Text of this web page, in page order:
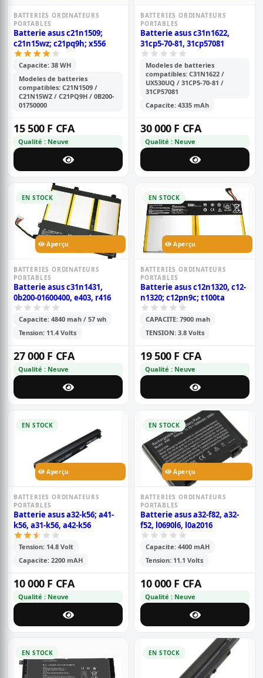
BATTERIES ORDINATEURS
PORTABLES
Batterie asus c21n1509;
c21n15wz; c21pq9h; x556
Capacite: 38 WH
Modeles de batteries
compatibles: C21N1509 /
C21N15WZ / C21PQ9H / 0B200-
01750000
15 500 F CFA
Qualité : Neuve
BATTERIES ORDINATEURS
PORTABLES
Batterie asus c31n1622,
31cp5-70-81, 31cp57081
Modeles de batteries
compatibles: C31N1622 /
UX530UQ / 31CP5-70-81 /
31CP57081
Capacite: 4335 mAh
30 000 F CFA
Qualité : Neuve
EN STOCK
Aperçu
BATTERIES ORDINATEURS
PORTABLES
Batterie asus c31n1431,
0b200-01600400, e403, r416
Capacite: 4840 mah / 57 wh
Tension: 11.4 Volts
27 000 F CFA
Qualité : Neuve
EN STOCK
Aperçu
BATTERIES ORDINATEURS
PORTABLES
Batterie asus c12n1320, c12-
n1320; c12pn9c; t100ta
CAPACITE: 7900 mah
TENSION: 3.8 Volts
19 500 F CFA
Qualité : Neuve
EN STOCK
Aperçu
BATTERIES ORDINATEURS
PORTABLES
Batterie asus a32-k56; a41-
k56, a31-k56, a42-k56
Tension: 14.8 Volt
Capacite: 2200 mAH
10 000 F CFA
Qualité : Neuve
EN STOCK
Aperçu
BATTERIES ORDINATEURS
PORTABLES
Batterie asus a32-f82, a32-
f52, l0690l6, l0a2016
Capacite: 4400 mAH
Tension: 11.1 Volts
10 000 F CFA
Qualité : Neuve
EN STOCK EN STOCK